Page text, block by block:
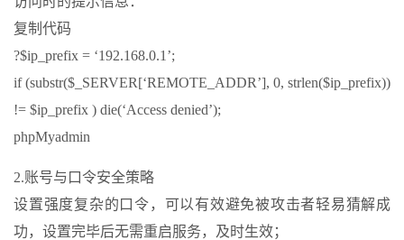
复制代码
?$ip_prefix = ‘192.168.0.1’;
if (substr($_SERVER[‘REMOTE_ADDR’], 0, strlen($ip_prefix))
!= $ip_prefix ) die(‘Access denied’);
phpMyadmin
2.账号与口令安全策略
设置强度复杂的口令，可以有效避免被攻击者轻易猜解成
功，设置完毕后无需重启服务，及时生效；